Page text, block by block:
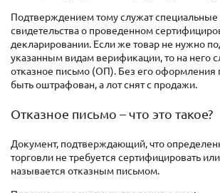
Подтверждением тому служат
свидетельства о проведенном
декларировании. Если же товар не нужно
указанным видам верификации, то на него
отказное письмо (ОП). Без его оформления
быть оштрафован, а лот снят с продажи.
Отказное письмо – что это такое?
Документ, подтверждающий, что
торговли не требуется сертифицировать
называется отказным письмом.